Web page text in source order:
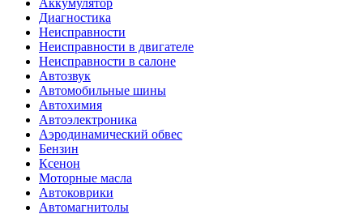
Аккумулятор
Диагностика
Неисправности
Неисправности в двигателе
Неисправности в салоне
Автозвук
Автомобильные шины
Автохимия
Автоэлектроника
Аэродинамический обвес
Бензин
Ксенон
Моторные масла
Автоковрики
Автомагнитолы